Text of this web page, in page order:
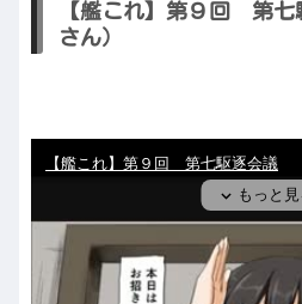
【艦これ】第９回 第七
さん）